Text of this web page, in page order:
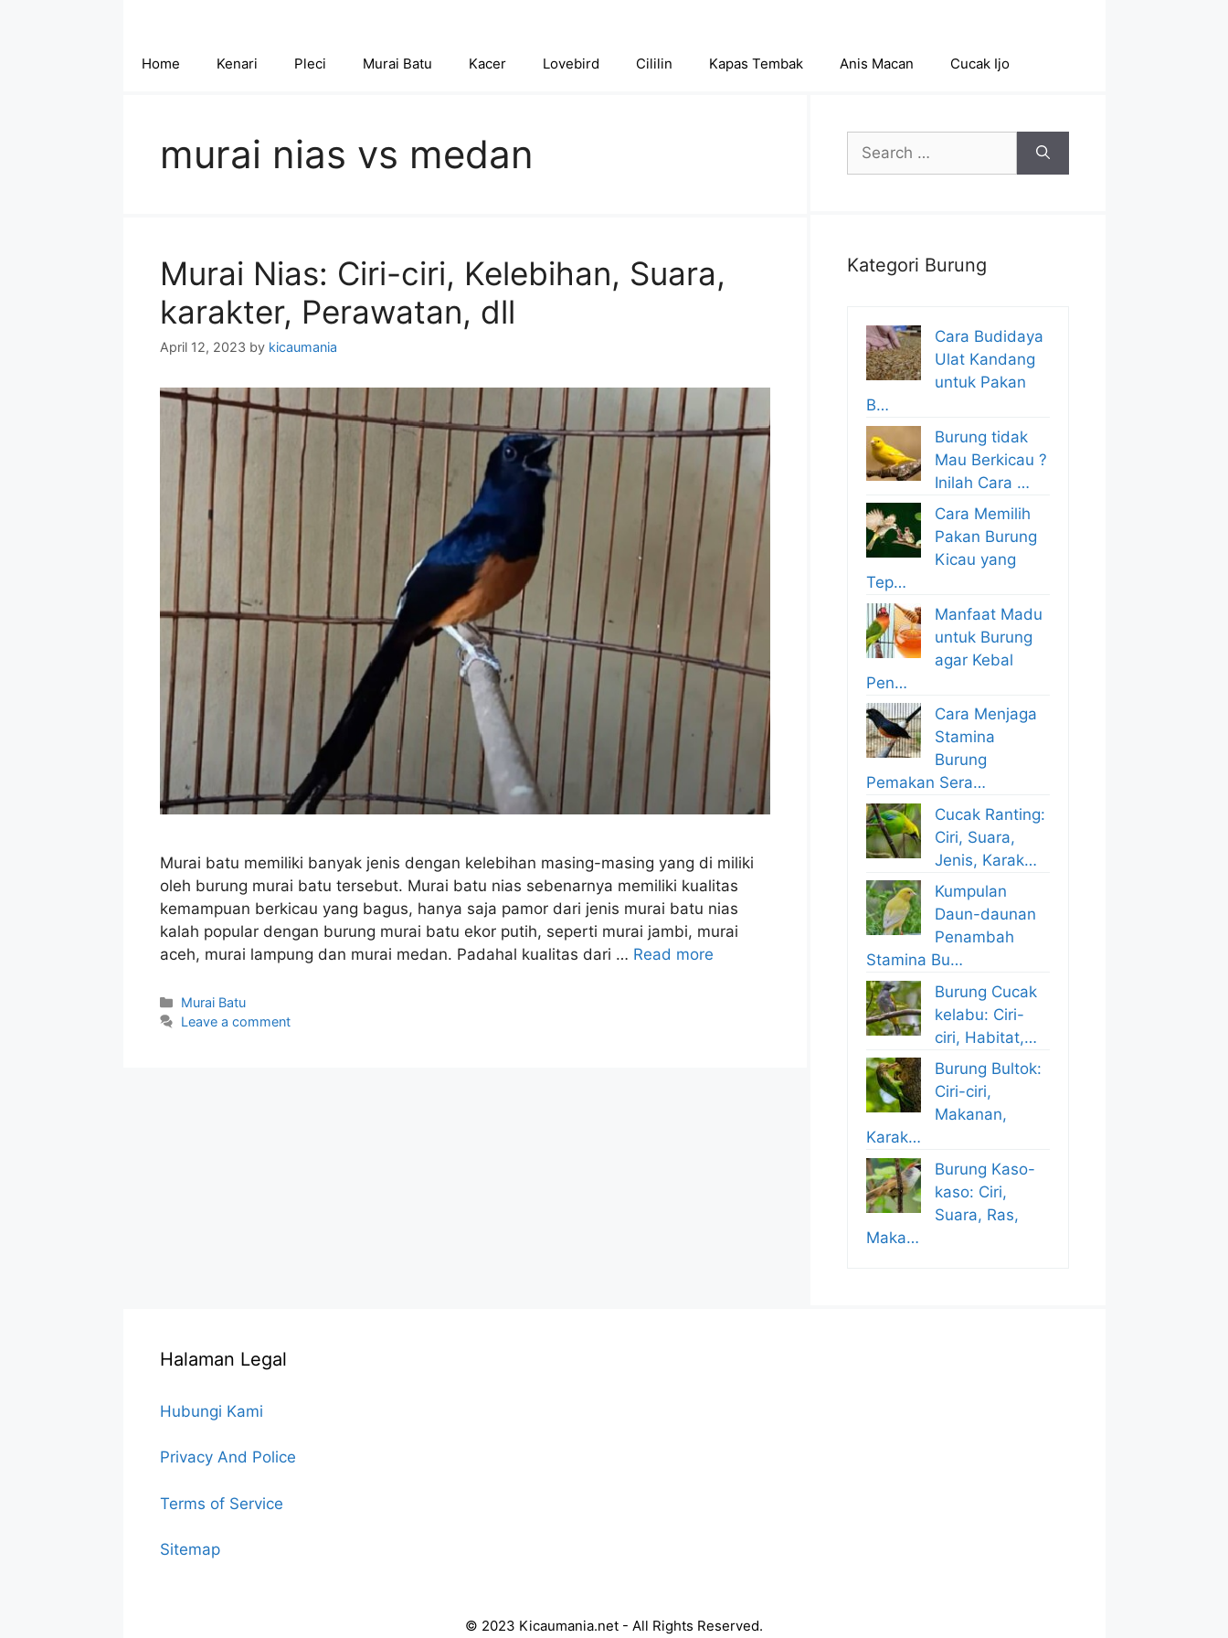
Home Kenari Pleci Murai Batu Kacer Lovebird Cililin Kapas Tembak Anis Macan Cucak Ijo
murai nias vs medan
Murai Nias: Ciri-ciri, Kelebihan, Suara,
karakter, Perawatan, dll
April 12, 2023 by kicaumania
Murai batu memiliki banyak jenis dengan kelebihan masing-masing yang di miliki
oleh burung murai batu tersebut. Murai batu nias sebenarnya memiliki kualitas
kemampuan berkicau yang bagus, hanya saja pamor dari jenis murai batu nias
kalah popular dengan burung murai batu ekor putih, seperti murai jambi, murai
aceh, murai lampung dan murai medan. Padahal kualitas dari … Read more
Categories
Murai Batu
Leave a comment
Search
for:
Kategori Burung
Cara Budidaya
Ulat Kandang
untuk Pakan
B…
Burung tidak
Mau Berkicau ?
Inilah Cara …
Cara Memilih
Pakan Burung
Kicau yang
Tep…
Manfaat Madu
untuk Burung
agar Kebal
Pen…
Cara Menjaga
Stamina
Burung
Pemakan Sera…
Cucak Ranting:
Ciri, Suara,
Jenis, Karak…
Kumpulan
Daun-daunan
Penambah
Stamina Bu…
Burung Cucak
kelabu: Ciri-
ciri, Habitat,…
Burung Bultok:
Ciri-ciri,
Makanan,
Karak…
Burung Kaso-
kaso: Ciri,
Suara, Ras,
Maka…
Halaman Legal
Hubungi Kami
Privacy And Police
Terms of Service
Sitemap
© 2023 Kicaumania.net - All Rights Reserved.